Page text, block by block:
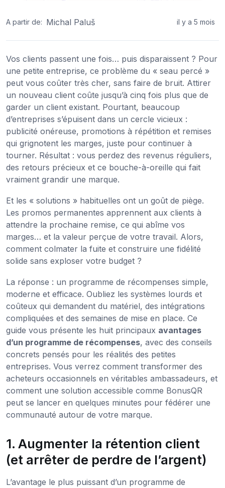
A partir de: Michal Paluš il y a 5 mois
Vos clients passent une fois… puis disparaissent ? Pour
une petite entreprise, ce problème du « seau percé »
peut vous coûter très cher, sans faire de bruit. Attirer
un nouveau client coûte jusqu’à cinq fois plus que de
garder un client existant. Pourtant, beaucoup
d’entreprises s’épuisent dans un cercle vicieux :
publicité onéreuse, promotions à répétition et remises
qui grignotent les marges, juste pour continuer à
tourner. Résultat : vous perdez des revenus réguliers,
des retours précieux et ce bouche-à-oreille qui fait
vraiment grandir une marque.
Et les « solutions » habituelles ont un goût de piège.
Les promos permanentes apprennent aux clients à
attendre la prochaine remise, ce qui abîme vos
marges… et la valeur perçue de votre travail. Alors,
comment colmater la fuite et construire une fidélité
solide sans exploser votre budget ?
La réponse : un programme de récompenses simple,
moderne et efficace. Oubliez les systèmes lourds et
coûteux qui demandent du matériel, des intégrations
compliquées et des semaines de mise en place. Ce
guide vous présente les huit principaux avantages
d’un programme de récompenses, avec des conseils
concrets pensés pour les réalités des petites
entreprises. Vous verrez comment transformer des
acheteurs occasionnels en véritables ambassadeurs, et
comment une solution accessible comme BonusQR
peut se lancer en quelques minutes pour fédérer une
communauté autour de votre marque.
1. Augmenter la rétention client
(et arrêter de perdre de l’argent)
L’avantage le plus puissant d’un programme de